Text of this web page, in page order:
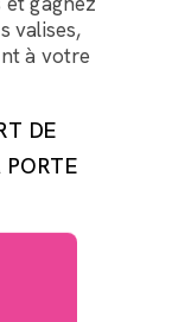
valises,
à votre
DE
PORTE